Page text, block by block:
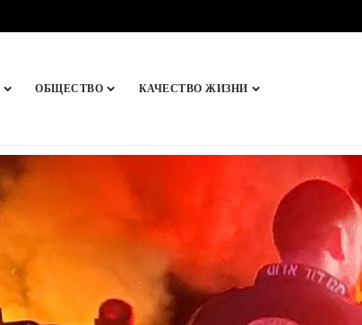
ОБЩЕСТВО КАЧЕСТВО ЖИЗНИ